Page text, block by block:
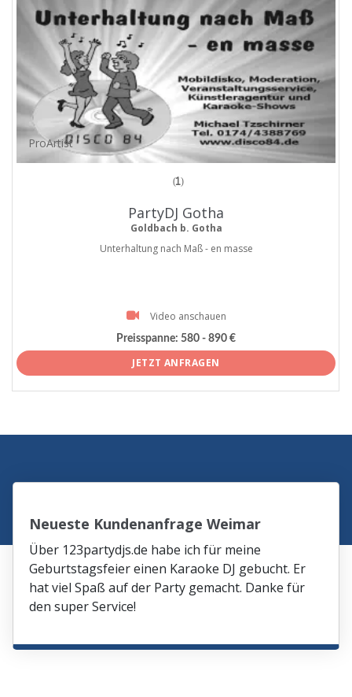
ProArtist
(1)
PartyDJ Gotha
Goldbach b. Gotha
Unterhaltung nach Maß - en masse
Video anschauen
Preisspanne: 580 - 890 €
JETZT ANFRAGEN
Neueste Kundenanfrage Weimar
Über 123partydjs.de habe ich für meine
Geburtstagsfeier einen Karaoke DJ gebucht. Er
hat viel Spaß auf der Party gemacht. Danke für
den super Service!